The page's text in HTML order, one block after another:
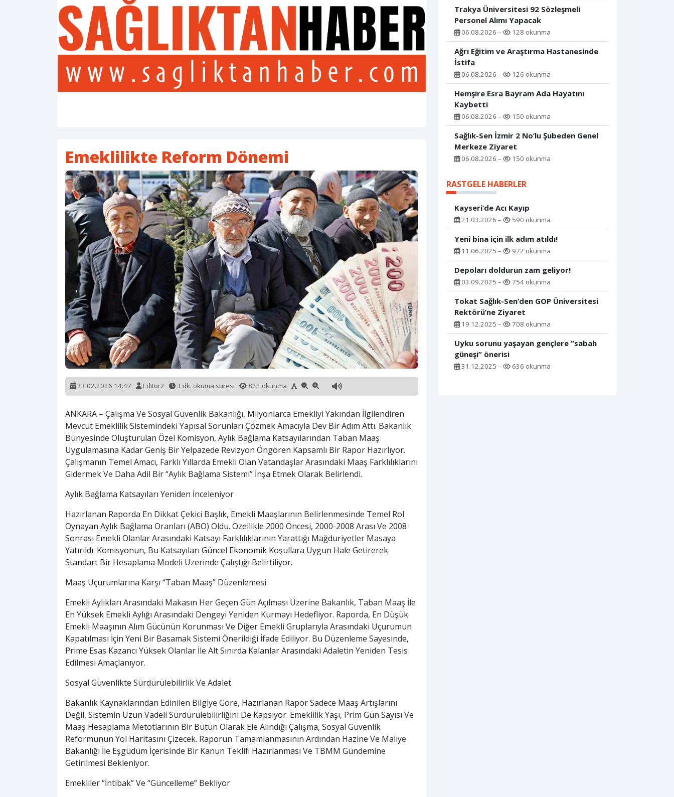
Emeklilikte Reform Dönemi
23.02.2026 14:47 Editor2 3 dk. okuma süresi 822 okunma
ANKARA – Çalışma Ve Sosyal Güvenlik Bakanlığı, Milyonlarca Emekliyi Yakından İlgilendiren
Mevcut Emeklilik Sistemindeki Yapısal Sorunları Çözmek Amacıyla Dev Bir Adım Attı. Bakanlık
Bünyesinde Oluşturulan Özel Komisyon, Aylık Bağlama Katsayılarından Taban Maaş
Uygulamasına Kadar Geniş Bir Yelpazede Revizyon Öngören Kapsamlı Bir Rapor Hazırlıyor.
Çalışmanın Temel Amacı, Farklı Yıllarda Emekli Olan Vatandaşlar Arasındaki Maaş Farklılıklarını
Gidermek Ve Daha Adil Bir “Aylık Bağlama Sistemi” İnşa Etmek Olarak Belirlendi.
Aylık Bağlama Katsayıları Yeniden İnceleniyor
Hazırlanan Raporda En Dikkat Çekici Başlık, Emekli Maaşlarının Belirlenmesinde Temel Rol
Oynayan Aylık Bağlama Oranları (ABO) Oldu. Özellikle 2000 Öncesi, 2000-2008 Arası Ve 2008
Sonrası Emekli Olanlar Arasındaki Katsayı Farklılıklarının Yarattığı Mağduriyetler Masaya
Yatırıldı. Komisyonun, Bu Katsayıları Güncel Ekonomik Koşullara Uygun Hale Getirerek
Standart Bir Hesaplama Modeli Üzerinde Çalıştığı Belirtiliyor.
Maaş Uçurumlarına Karşı “Taban Maaş” Düzenlemesi
Emekli Aylıkları Arasındaki Makasın Her Geçen Gün Açılması Üzerine Bakanlık, Taban Maaş İle
En Yüksek Emekli Aylığı Arasındaki Dengeyi Yeniden Kurmayı Hedefliyor. Raporda, En Düşük
Emekli Maaşının Alım Gücünün Korunması Ve Diğer Emekli Gruplarıyla Arasındaki Uçurumun
Kapatılması İçin Yeni Bir Basamak Sistemi Önerildiği İfade Ediliyor. Bu Düzenleme Sayesinde,
Prime Esas Kazancı Yüksek Olanlar İle Alt Sınırda Kalanlar Arasındaki Adaletin Yeniden Tesis
Edilmesi Amaçlanıyor.
Sosyal Güvenlikte Sürdürülebilirlik Ve Adalet
Bakanlık Kaynaklarından Edinilen Bilgiye Göre, Hazırlanan Rapor Sadece Maaş Artışlarını
Değil, Sistemin Uzun Vadeli Sürdürülebilirliğini De Kapsıyor. Emeklilik Yaşı, Prim Gün Sayısı Ve
Maaş Hesaplama Metotlarının Bir Bütün Olarak Ele Alındığı Çalışma, Sosyal Güvenlik
Reformunun Yol Haritasını Çizecek. Raporun Tamamlanmasının Ardından Hazine Ve Maliye
Bakanlığı İle Eşgüdüm İçerisinde Bir Kanun Teklifi Hazırlanması Ve TBMM Gündemine
Getirilmesi Bekleniyor.
Emekliler “İntibak” Ve “Güncelleme” Bekliyor
Trakya Üniversitesi 92 Sözleşmeli
Personel Alımı Yapacak
06.08.2026 – 128 okunma
Ağrı Eğitim ve Araştırma Hastanesinde
İstifa
06.08.2026 – 126 okunma
Hemşire Esra Bayram Ada Hayatını
Kaybetti
06.08.2026 – 150 okunma
Sağlık-Sen İzmir 2 No’lu Şubeden Genel
Merkeze Ziyaret
06.08.2026 – 150 okunma
RASTGELE HABERLER
Kayseri’de Acı Kayıp
21.03.2026 – 590 okunma
Yeni bina için ilk adım atıldı!
11.06.2025 – 972 okunma
Depoları doldurun zam geliyor!
03.09.2025 – 754 okunma
Tokat Sağlık-Sen’den GOP Üniversitesi
Rektörü’ne Ziyaret
19.12.2025 – 708 okunma
Uyku sorunu yaşayan gençlere “sabah
güneşi” önerisi
31.12.2025 – 636 okunma